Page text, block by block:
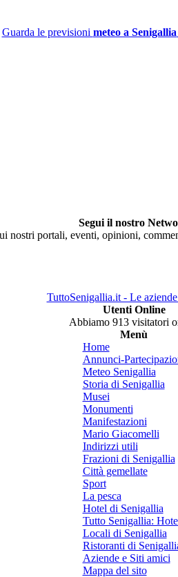
Guarda le previsioni meteo a Senigallia
Segui il nostro
nostri portali, eventi, opinioni,
TuttoSenigallia.it - Le
Utenti Online
Abbiamo 913 visitatori
Menù
Home
Annunci-
Meteo Senigallia
Storia di Senigallia
Musei
Monumenti
Manifestazioni
Mario Giacomelli
Indirizzi utili
Frazioni di Senigallia
Città gemellate
Sport
La pesca
Hotel di Senigallia
Tutto Senigallia:
Locali di Senigallia
Ristoranti di
Aziende e Siti amici
Mappa del sito